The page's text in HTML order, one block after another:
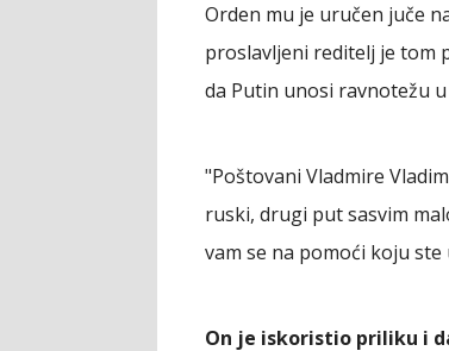
Orden mu je uručen juče
proslavljeni reditelj je tom
da Putin unosi ravnotežu
"Poštovani Vladmire
ruski, drugi put sasvim
vam se na pomoći koju
On je iskoristio priliku i